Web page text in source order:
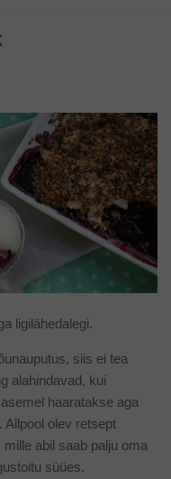
ligilähedalegi.
siis ei tea
alahindavad, kui
haaratakse aga
Allpool olev retsept
abil saab palju oma
süües.